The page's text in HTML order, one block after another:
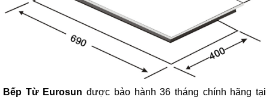
Bếp Từ Eurosun được bảo hành 36 tháng chính hãng tại